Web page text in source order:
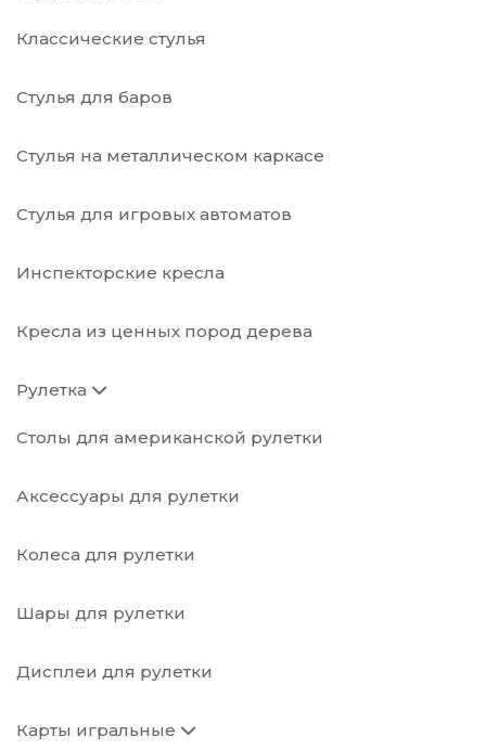
Классические стулья
Стулья для баров
Стулья на металлическом каркасе
Стулья для игровых автоматов
Инспекторские кресла
Кресла из ценных пород дерева
Рулетка
Столы для американской рулетки
Аксессуары для рулетки
Колеса для рулетки
Шары для рулетки
Дисплеи для рулетки
Карты игральные